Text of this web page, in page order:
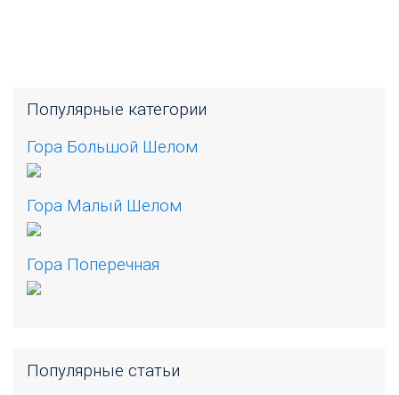
Популярные категории
Гора Большой Шелом
Гора Малый Шелом
Гора Поперечная
Популярные статьи